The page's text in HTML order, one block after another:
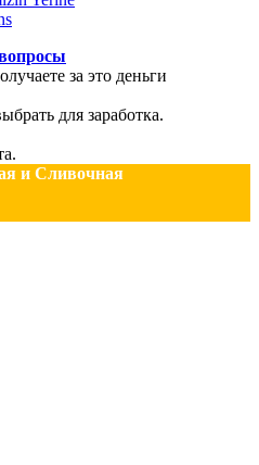
за это деньги
для заработка.
и Сливочная